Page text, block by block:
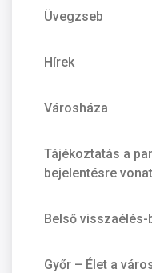
Üvegzseb
Hírek
Városháza
Tájékoztatás a
bejelentésre
Belső
Győr – Élet a